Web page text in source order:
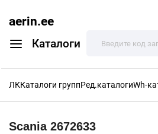
aerin.ee
Каталоги
ЛККаталоги группРед.каталогиWh-
Scania 2672633